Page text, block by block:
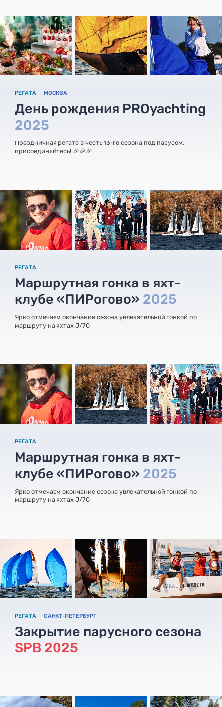
РЕГАТА МОСКВА
День рождения PROyachting
2025
Праздничная регата в честь 13-го сезона под парусом,
присоединяйтесь! 🎉🎉🎉
РЕГАТА
Маршрутная гонка в яхт-
клубе «ПИРогово» 2025
Ярко отмечаем окончание сезона увлекательной гонкой по
маршруту на яхтах J/70
РЕГАТА
Маршрутная гонка в яхт-
клубе «ПИРогово» 2025
Ярко отмечаем окончание сезона увлекательной гонкой по
маршруту на яхтах J/70
РЕГАТА САНКТ-ПЕТЕРБУРГ
Закрытие парусного сезона
SPB 2025